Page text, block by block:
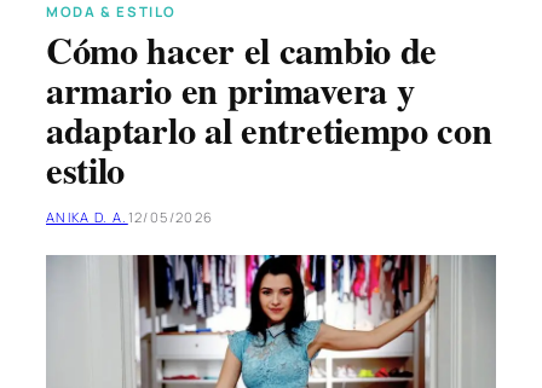
MODA & ESTILO
Cómo hacer el cambio de
armario en primavera y
adaptarlo al entretiempo con
estilo
ANIKA D. A. 12/05/2026